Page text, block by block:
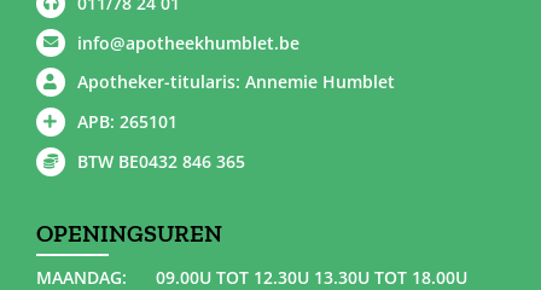
info@apotheekhumblet.be
Apotheker-titularis: Annemie Humblet
APB: 265101
BTW BE0432 846 365
OPENINGSUREN
MAANDAG:
09.00U TOT 12.30U 13.30U TOT 18.00U